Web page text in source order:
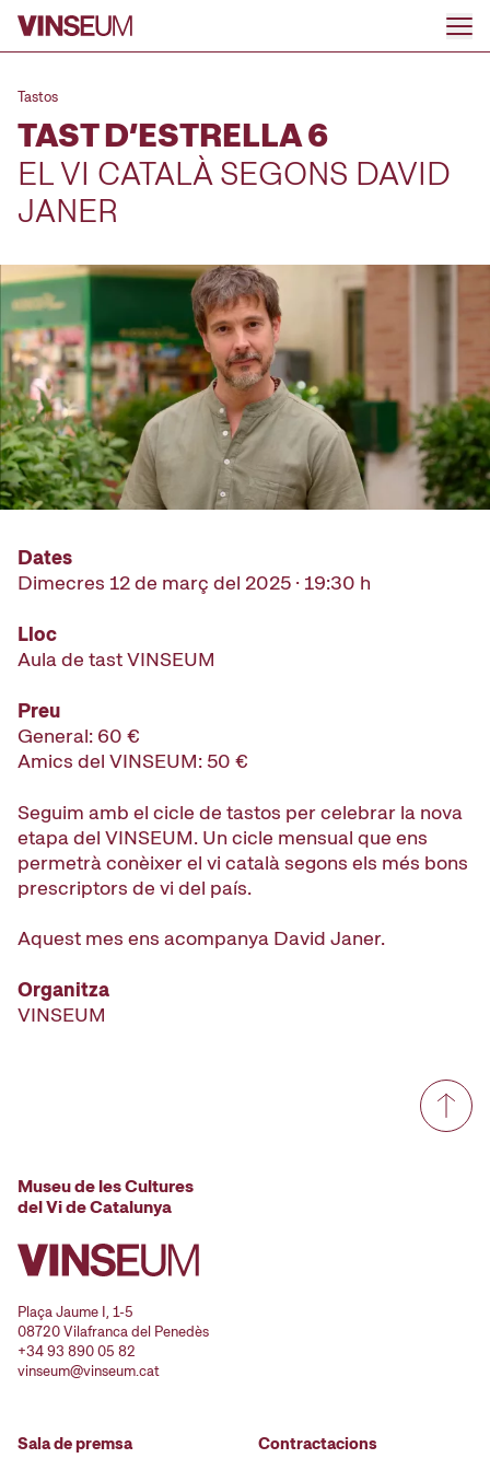
Anar al contingut
Tastos
TAST D’ESTRELLA 6
EL VI CATALÀ SEGONS DAVID
JANER
Dates
Dimecres 12 de març del 2025 · 19:30 h
Lloc
Aula de tast VINSEUM
Preu
General: 60 €
Amics del VINSEUM: 50 €
Seguim amb el cicle de tastos per celebrar la nova
etapa del VINSEUM. Un cicle mensual que ens
permetrà conèixer el vi català segons els més bons
prescriptors de vi del país.
Aquest mes ens acompanya David Janer.
Organitza
VINSEUM
Museu de les Cultures
del Vi de Catalunya
Plaça Jaume I, 1-5
08720 Vilafranca del Penedès
+34 93 890 05 82
vinseum@vinseum.cat
Sala de premsa
Contractacions